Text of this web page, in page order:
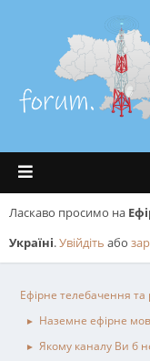
Ласкаво просимо на
Україні.Увійдіть або
Ефірне телебачення та
► Наземне ефірне
► Якому каналу Ви б